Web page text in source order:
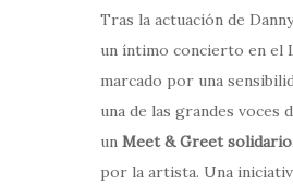
Tras la actuación de
un íntimo concierto en el
marcado por una
una de las grandes voces
un Meet & Greet solidario
por la artista. Una